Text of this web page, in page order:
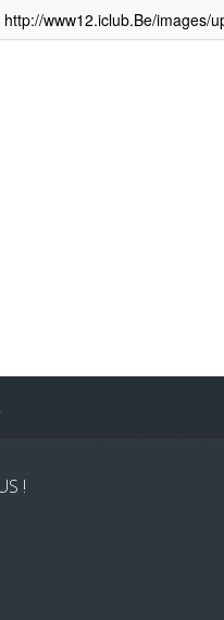
http://www12.iclub.Be/images/
!